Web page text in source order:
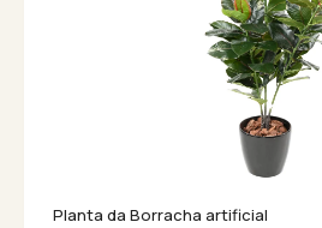
Planta da Borracha artificial